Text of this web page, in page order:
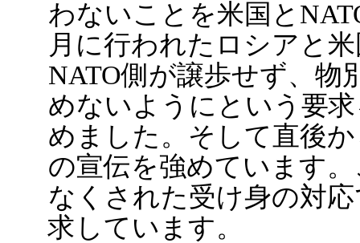
わないことを米国と
月に行われたロシアと
NATO側が譲歩せず、物
めないようにという要
めました。そして直後
の宣伝を強めています
なくされた受け身の対
求しています。